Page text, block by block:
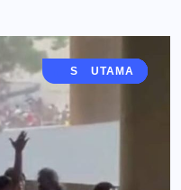
BERITA
BOLA MANIA
GRESIK
JAWA TIMUR
PERISTIWA
SIDOARJO
UTAMA